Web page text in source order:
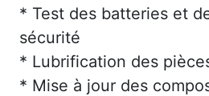
* Test des batteries et
sécurité
* Lubrification des
* Mise à jour des